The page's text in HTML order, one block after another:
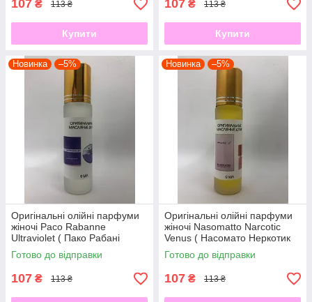
107 ₴ 113 ₴
Купити
107 ₴ 113 ₴
Купити
Новинка –5%
Оригінальні олійні парфуми
жіночі Paco Rabanne
Ultraviolet ( Пако Рабані
Ультравіолет) 9 мл
Готово до відправки
107 ₴ 113 ₴
Новинка –5%
Оригінальні олійні парфуми
жіночі Nasomatto Narcotic
Venus ( Насомато Неркотик
Венус) 9 мл
Готово до відправки
107 ₴ 113 ₴